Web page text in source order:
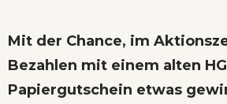
Mit der Chance, im
Bezahlen mit einem alten
Papiergutschein etwas